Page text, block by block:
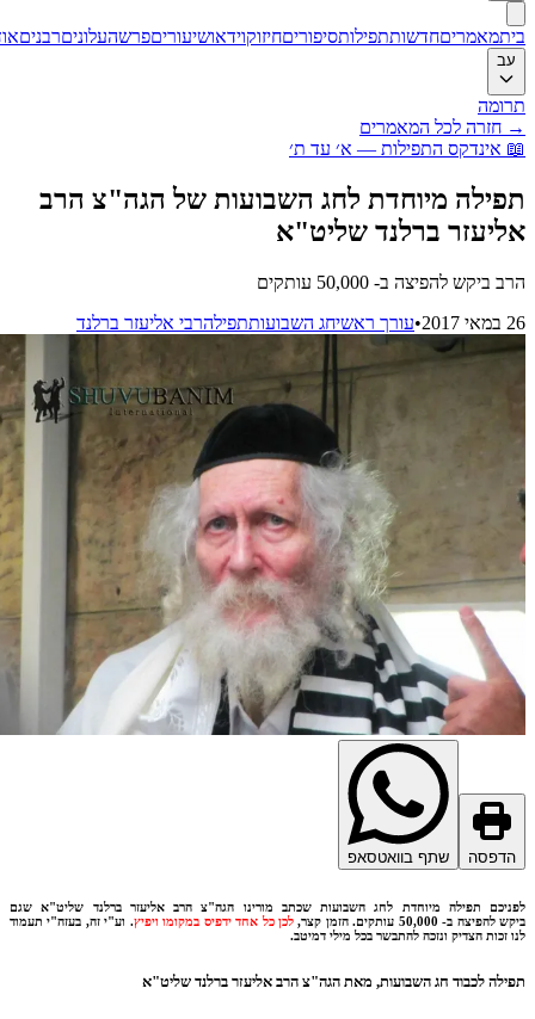
מאמריםחדשותתפילותסיפוריםחיזוקוידאושיעוריםפרשהעלוניםרבניםאודות
חזרה לכל המאמרים
אינדקס התפילות — א׳ עד ת׳
מיוחדת לחג השבועות של הגה"צ הרב
ברלנד שליט"א
ביקש להפיצה ב- 50,000 עותקים
•עורך ראשיחג השבועותתפילהרבי אליעזר ברלנד
שתף בוואטסאפ
תפילה מיוחדת לחג השבועות שכתב מורינו הגה"צ הרב אליעזר ברלנד שליט"א שגם
ב- 50,000 עותקים. הזמן קצר,
לכן כל אחד ידפיס במקומו ויפיץ. וע"י זה, בעזה"י תעמוד
זכות הצדיק ונזכה להתבשר בכל מילי דמיטב.
לכבוד חג השבועות, מאת הגה"צ הרב אליעזר ברלנד שליט"א